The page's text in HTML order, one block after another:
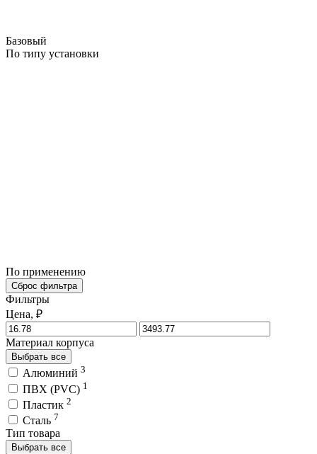
Базовый
По типу установки
По применению
Сброс фильтра
Фильтры
Цена, ₽
Материал корпуса
Выбрать все
Алюминий 3
ПВХ (PVC) 1
Пластик 2
Сталь 7
Тип товара
Выбрать все